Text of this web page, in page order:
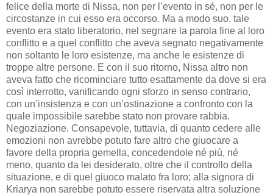
felice della morte di Nissa, non per l’evento in sé, non per le
circostanze in cui esso era occorso. Ma a modo suo, tale
evento era stato liberatorio, nel segnare la parola fine al loro
conflitto e a quel conflitto che aveva segnato negativamente
non soltanto le loro esistenze, ma anche le esistenze di
troppe altre persone. E con il suo ritorno, Nissa altro non
aveva fatto che ricominciare tutto esattamente da dove si era
così interrotto, vanificando ogni sforzo in senso contrario,
con un’insistenza e con un’ostinazione a confronto con la
quale impossibile sarebbe stato non provare rabbia.
Negoziazione. Consapevole, tuttavia, di quanto cedere alle
emozioni non avrebbe potuto fare altro che giuocare a
favore della propria gemella, concedendole né più, né
meno, quanto da lei desiderato, oltre che il controllo della
situazione, e di quel giuoco malato fra loro; alla signora di
Kriarya non sarebbe potuto essere riservata altra soluzione